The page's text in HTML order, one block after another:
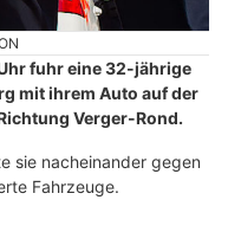
fuhr eine 32-jährige
mit ihrem Auto auf der
Verger-Rond.
sie nacheinander gegen
Fahrzeuge.